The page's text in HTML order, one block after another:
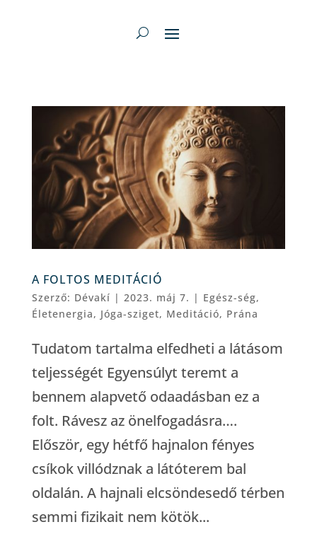
A FOLTOS MEDITÁCIÓ
Szerző: Dévakí | 2023. máj 7. | Egész-ség,
Életenergia, Jóga-sziget, Meditáció, Prána
Tudatom tartalma elfedheti a látásom
teljességét Egyensúlyt teremt a
bennem alapvető odaadásban ez a
folt. Rávesz az önelfogadásra….
Először, egy hétfő hajnalon fényes
csíkok villódznak a látóterem bal
oldalán. A hajnali elcsöndesedő térben
semmi fizikait nem kötök...